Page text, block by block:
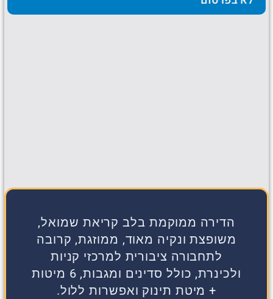
הדירה ממוקמת בלב קריאת שמואל,
משופצת ונקיה מאוד, ממוזגת, קרובה
לתחבורה ציבורית למרכזי קניות
ולכינרת, כולל סדינים ומגבות, 6 מיטות
+ מיטת תינוק ואפשרות ללול.